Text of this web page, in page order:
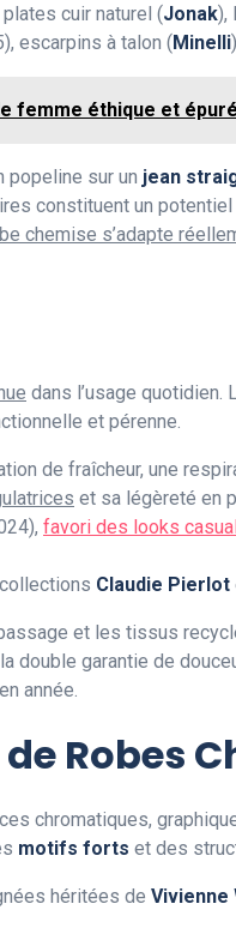
cuir naturel (Jonak),
escarpins à talon (Minelli
femme éthique et
popeline sur un jean
constituent un
chemise s’adapte
dans l’usage
et pérenne.
de fraîcheur, une
et sa légèreté en
favori des looks
Claudie Pierlot
et les tissus
garantie de
année.
Robes
chromatiques,
motifs forts et des
héritées de Vivienne